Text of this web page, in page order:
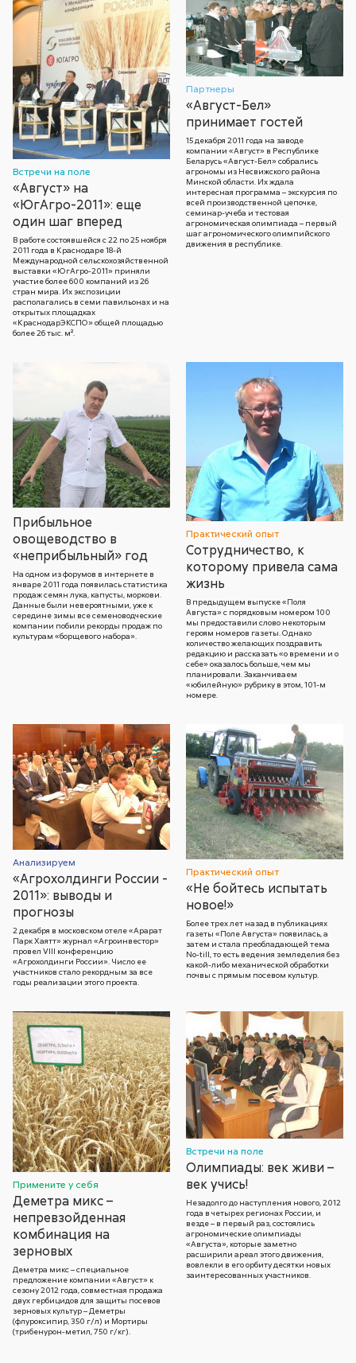
Встречи на поле
«Август» на
«ЮгАгро-2011»: еще
один шаг вперед
В работе состоявшейся c 22 по 25 ноября
2011 года в Краснодаре 18-й
Международной сельскохозяйственной
выставки «ЮгАгро-2011» приняли
участие более 600 компаний из 26
стран мира. Их экспозиции
располагались в семи павильонах и на
открытых площадках
«КраснодарЭКСПО» общей площадью
более 26 тыс. м².
Партнеры
«Август-Бел»
принимает гостей
15 декабря 2011 года на заводе
компании «Август» в Республике
Беларусь «Август-Бел» собрались
агрономы из Несвижского района
Минской области. Их ждала
интересная программа – экскурсия по
всей производственной цепочке,
семинар-учеба и тестовая
агрономическая олимпиада – первый
шаг агрономического олимпийского
движения в республике.
Прибыльное
овощеводство в
«неприбыльный» год
На одном из форумов в интернете в
январе 2011 года появилась статистика
продаж семян лука, капусты, моркови.
Данные были невероятными, уже к
середине зимы все семеноводческие
компании побили рекорды продаж по
культурам «борщевого набора».
Практический опыт
Сотрудничество, к
которому привела сама
жизнь
В предыдущем выпуске «Поля
Августа» с порядковым номером 100
мы предоставили слово некоторым
героям номеров газеты. Однако
количество желающих поздравить
редакцию и рассказать «о времени и о
себе» оказалось больше, чем мы
планировали. Заканчиваем
«юбилейную» рубрику в этом, 101-м
номере.
Анализируем
«Агрохолдинги России -
2011»: выводы и
прогнозы
2 декабря в московском отеле «Арарат
Парк Хаятт» журнал «Агроинвестор»
провел VIII конференцию
«Агрохолдинги России». Число ее
участников стало рекордным за все
годы реализации этого проекта.
Практический опыт
«Не бойтесь испытать
новое!»
Более трех лет назад в публикациях
газеты «Поле Августа» появилась, а
затем и стала преобладающей тема
No-till, то есть ведения земледелия без
какой-либо механической обработки
почвы с прямым посевом культур.
Примените у себя
Деметра микс –
непревзойденная
комбинация на
зерновых
Деметра микс – специальное
предложение компании «Август» к
сезону 2012 года, совместная продажа
двух гербицидов для защиты посевов
зерновых культур – Деметры
(флуроксипир, 350 г/л) и Мортиры
(трибенурон-метил, 750 г/кг).
Встречи на поле
Олимпиады: век живи –
век учись!
Незадолго до наступления нового, 2012
года в четырех регионах России, и
везде – в первый раз, состоялись
агрономические олимпиады
«Августа», которые заметно
расширили ареал этого движения,
вовлекли в его орбиту десятки новых
заинтересованных участников.